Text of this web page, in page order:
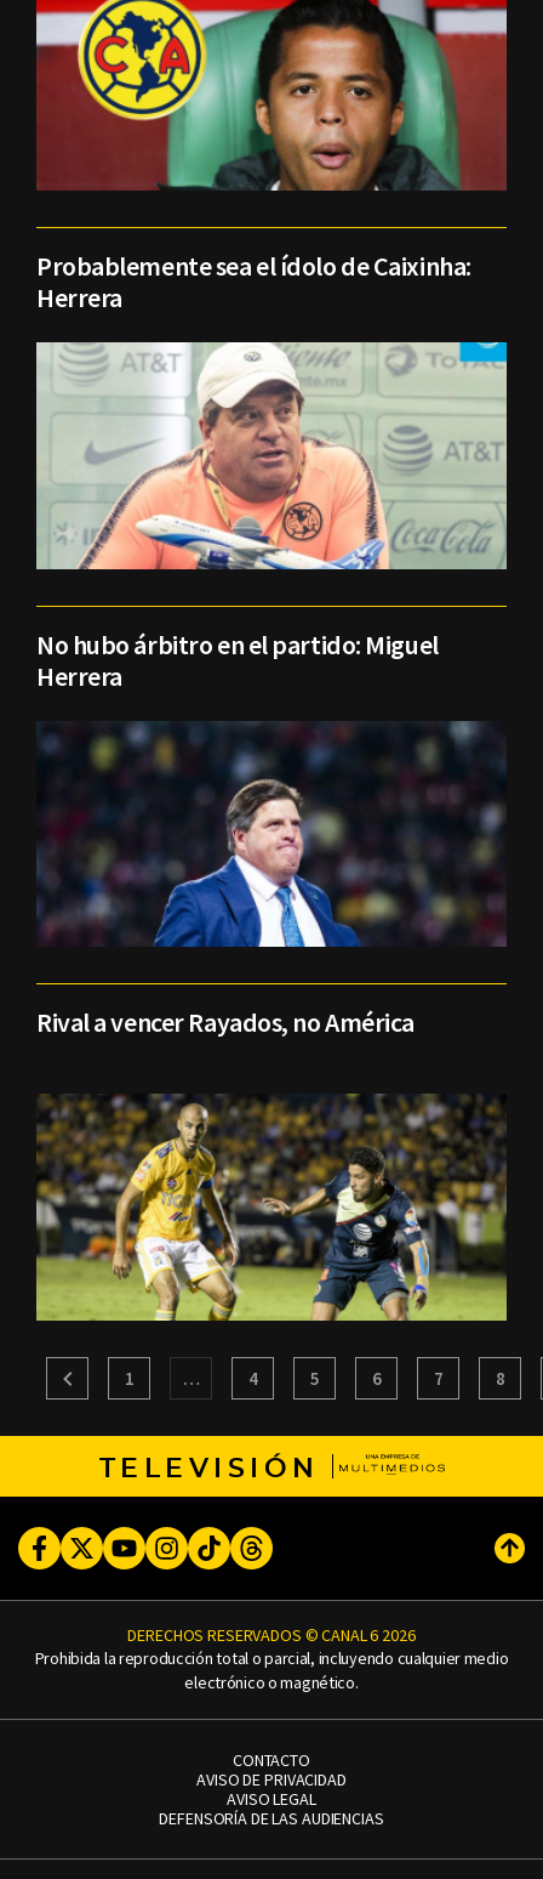
Probablemente sea el ídolo de Caixinha:
Herrera
No hubo árbitro en el partido: Miguel
Herrera
Rival a vencer Rayados, no América
1 … 4 5 6 7 8
TELEVISIÓN
FacebookTwitterYoutubeInstagram
TikTokThreads
DERECHOS RESERVADOS © CANAL 6 2026
Prohibida la reproducción total o parcial, incluyendo cualquier medio
electrónico o magnético.
CONTACTO
AVISO DE PRIVACIDAD
AVISO LEGAL
DEFENSORÍA DE LAS AUDIENCIAS